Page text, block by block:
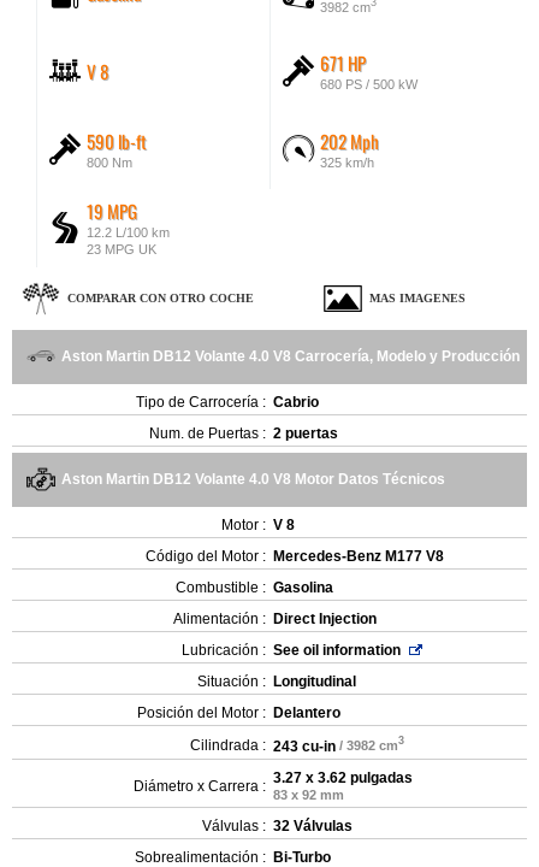
3982 cm3
V 8 671 HP
680 PS / 500 kW
590 lb-ft
800 Nm
202 Mph
325 km/h
19 MPG
12.2 L/100 km
23 MPG UK
COMPARAR CON OTRO COCHE MAS IMAGENES
Aston Martin DB12 Volante 4.0 V8 Carrocería, Modelo y Producción
Tipo de Carrocería : Cabrio
Num. de Puertas : 2 puertas
Aston Martin DB12 Volante 4.0 V8 Motor Datos Técnicos
Motor : V 8
Código del Motor : Mercedes-Benz M177 V8
Combustible : Gasolina
Alimentación : Direct Injection
Lubricación : See oil information
Situación : Longitudinal
Posición del Motor : Delantero
Cilindrada : 243 cu-in / 3982 cm3
Diámetro x Carrera : 3.27 x 3.62 pulgadas
83 x 92 mm
Válvulas : 32 Válvulas
Sobrealimentación : Bi-Turbo